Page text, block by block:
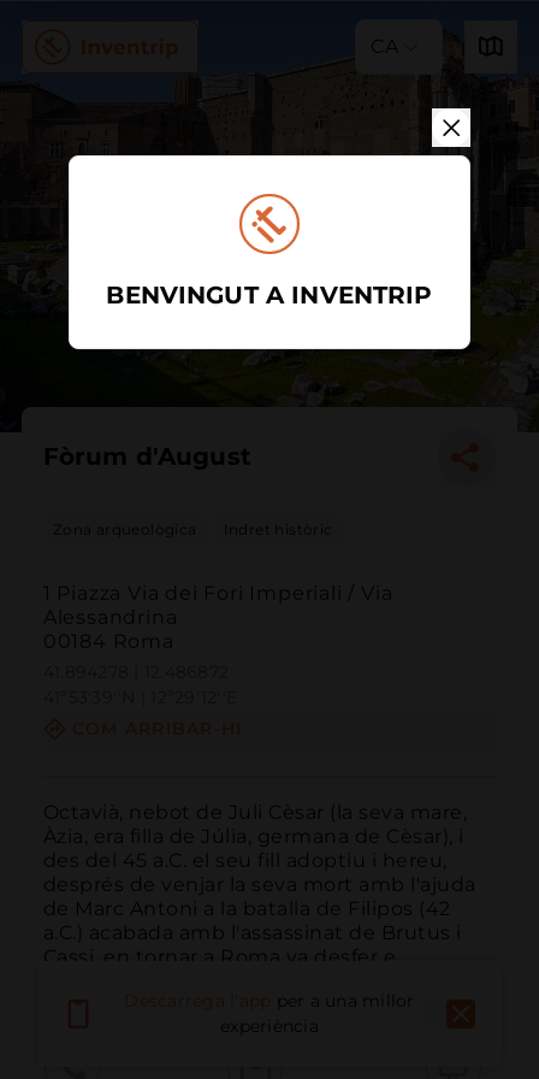
CA
Fòrum d'August
Zona arqueològica Indret històric
1 Piazza Via dei Fori Imperiali / Via
Alessandrina
00184 Roma
Octavià, nebot de Juli Cèsar (la seva mare,
Àzia, era filla de Júlia, germana de Cèsar), i
des del 45 a.C. el seu fill adoptiu i hereu,
després de venjar la seva mort amb l'ajuda
de Marc Antoni a la batalla de Filipos (42
a.C.) acabada amb l'assassinat de Brutus i
Cassi, en tornar a Roma va desfer e...
per a una millor
experiència
BENVINGUT A INVENTRIP